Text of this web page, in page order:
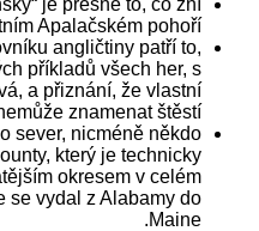
Apalačském pohoří“.
angličtiny patří to,
příkladů všech her, s
a přiznání, že vlastní
znamenat štěstí.
sever, nicméně někdo
který je technicky
okresem v celém
se vydal z Alabamy do
Maine.